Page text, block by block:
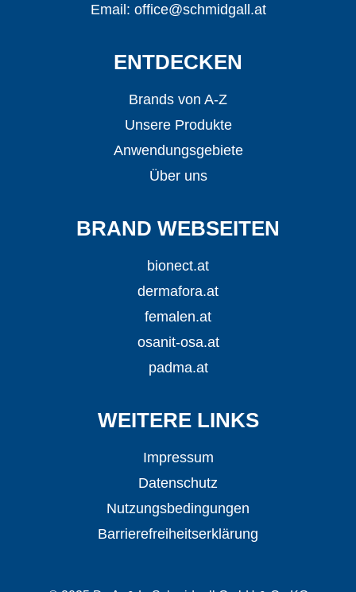
Email: office@schmidgall.at
ENTDECKEN
Brands von A-Z
Unsere Produkte
Anwendungsgebiete
Über uns
BRAND WEBSEITEN
bionect.at
dermafora.at
femalen.at
osanit-osa.at
padma.at
WEITERE LINKS
Impressum
Datenschutz
Nutzungsbedingungen
Barrierefreiheitserklärung